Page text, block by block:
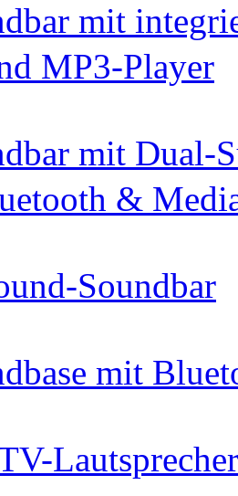
mit
MP3-Player
mit Dual-
&
Soundbar
mit